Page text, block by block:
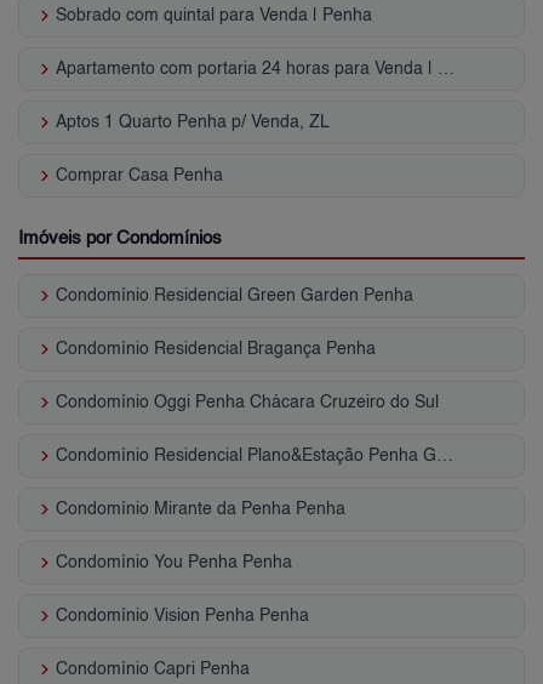
keyboard_arrow_right Sobrado com quintal para Venda | Penha
keyboard_arrow_right Apartamento com portaria 24 horas para Venda | Penha
keyboard_arrow_right Aptos 1 Quarto Penha p/ Venda, ZL
keyboard_arrow_right Comprar Casa Penha
Imóveis por Condomínios
keyboard_arrow_right Condomínio Residencial Green Garden Penha
keyboard_arrow_right Condomínio Residencial Bragança Penha
keyboard_arrow_right Condomínio Oggi Penha Chácara Cruzeiro do Sul
keyboard_arrow_right Condomínio Residencial Plano&Estação Penha Guaiaúna
keyboard_arrow_right Condomínio Mirante da Penha Penha
keyboard_arrow_right Condomínio You Penha Penha
keyboard_arrow_right Condomínio Vision Penha Penha
keyboard_arrow_right Condomínio Capri Penha